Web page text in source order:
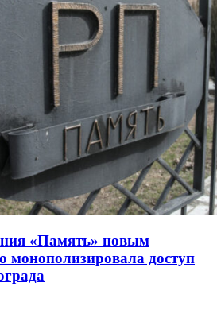
«Память» новым
монополизировала доступ